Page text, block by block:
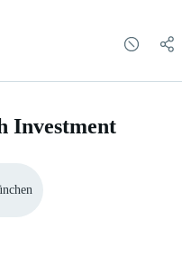
Investment